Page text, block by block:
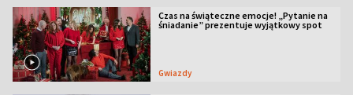
Czas na świąteczne emocje! „Pytanie na
śniadanie” prezentuje wyjątkowy spot
Gwiazdy